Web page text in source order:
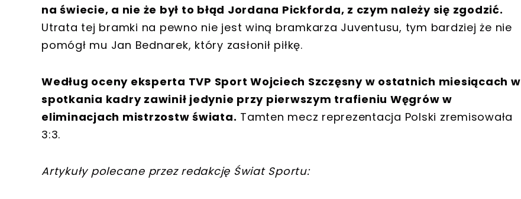
na świecie, a nie że był to błąd Jordana Pickforda, z czym należy się zgodzić.
Utrata tej bramki na pewno nie jest winą bramkarza Juventusu, tym bardziej że nie
pomógł mu Jan Bednarek, który zasłonił piłkę.
Według oceny eksperta TVP Sport Wojciech Szczęsny w ostatnich miesiącach w
spotkania kadry zawinił jedynie przy pierwszym trafieniu Węgrów w
eliminacjach mistrzostw świata. Tamten mecz reprezentacja Polski zremisowała
3:3.
Artykuły polecane przez redakcję Świat Sportu: